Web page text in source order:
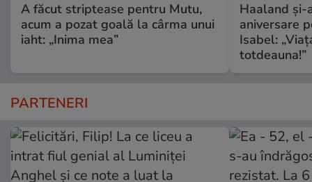
A făcut striptease pentru Mutu,
acum a pozat goală la cârma unui
iaht: „Inima mea”
Haaland
aniversare
Isabel:
totdeauna!”
PARTENERI